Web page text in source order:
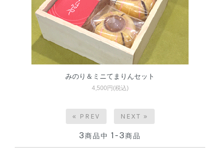
みのり＆ミニてまりんセット
4,500円(税込)
« PREV NEXT »
3商品中 1-3商品